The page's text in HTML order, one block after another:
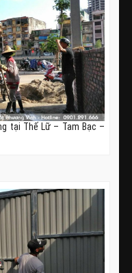
tại Thế Lữ – Tam Bạc –